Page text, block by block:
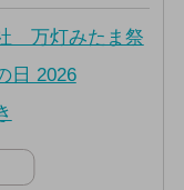
万灯みたま祭
日 2026